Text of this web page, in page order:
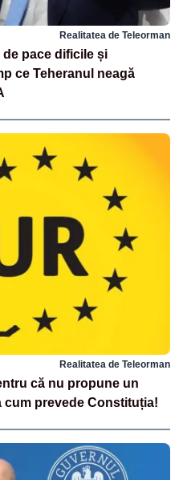
Realitatea de Teleorman
pace dificile și
ce Teheranul neagă
Realitatea de Teleorman
că nu propune un
cum prevede Constituția!